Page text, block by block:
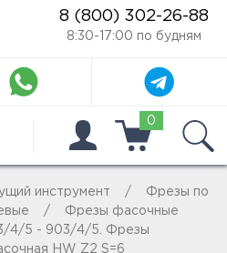
8 (800) 302-26-88
8:30-17:00 по будням
0
инструмент
Фрезы по
Фрезы фасочные
4/5 - 903/4/5. Фрезы
HW Z2 S=6